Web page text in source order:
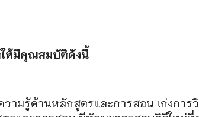
ห้มีคุณสมบัติดังนี้
ามรู้ด้านหลักสูตรและการสอน เก่งกา